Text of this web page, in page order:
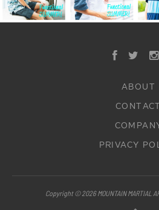
ABOUT
CONTACT
PRIVACY
Copyright © 2026 MOUNTAIN MARTIAL